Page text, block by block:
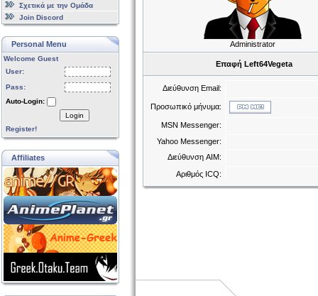
Σχετικά με την Ομάδα
Join Discord
Personal Menu
Welcome Guest
User:
Pass:
Auto-Login:
Login
Register!
Affiliates
Administrator
Επαφή Left64Vegeta
Διεύθυνση Email:
Προσωπικό μήνυμα:
MSN Messenger:
Yahoo Messenger:
Διεύθυνση AIM:
Αριθμός ICQ: